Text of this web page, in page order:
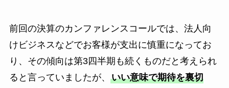
前回の決算のカンファレンスコールでは、法人向
けビジネスなどでお客様が支出に慎重になってお
り、その傾向は第3四半期も続くものだと考えられ
ると言っていましたが、 いい意味で期待を裏切